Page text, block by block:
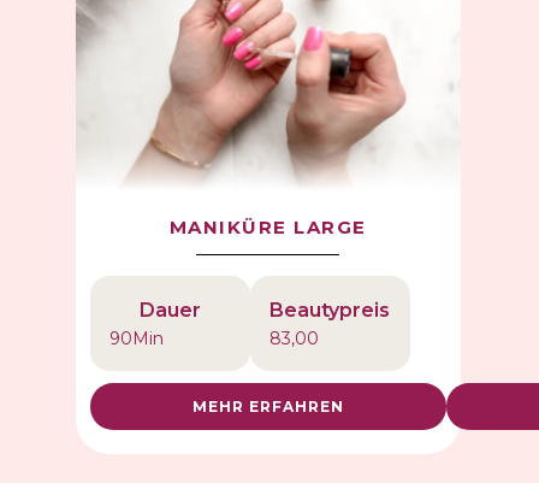
MANIKÜRE LARGE
Dauer
90Min
Beautypreis
83,00
MEHR ERFAHREN